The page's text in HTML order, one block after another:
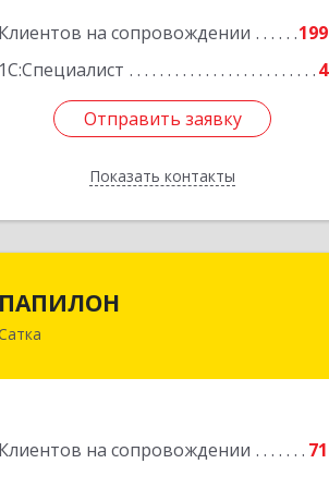
Клиентов на сопровождении
199
1С:Специалист
4
Отправить заявку
Показать контакты
Отправить заявку
Назад
ПАПИЛОН
Клиентов на сопровождении 71
456910, Челябинская обл, Саткинский